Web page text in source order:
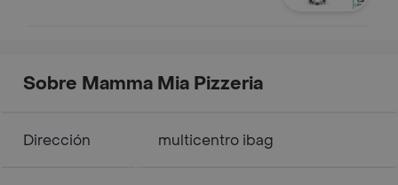
Sobre Mamma Mia Pizzeria
Dirección multicentro ibag